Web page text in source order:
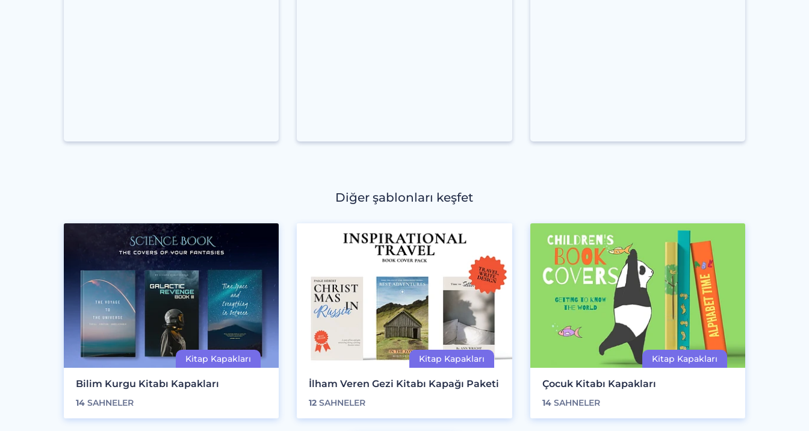
Diğer şablonları keşfet
Bilim Kurgu Kitabı Kapakları
14 SAHNELER
İlham Veren Gezi Kitabı Kapağı Paketi
12 SAHNELER
Çocuk Kitabı Kapakları
14SAHNELER